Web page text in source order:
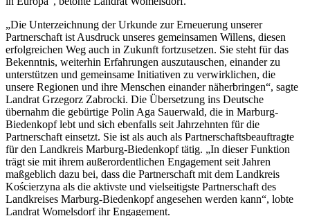
„Die Unterzeichnung der Urkunde zur Erneuerung unserer
Partnerschaft ist Ausdruck unseres gemeinsamen Willens, diesen
erfolgreichen Weg auch in Zukunft fortzusetzen. Sie steht für das
Bekenntnis, weiterhin Erfahrungen auszutauschen, einander zu
unterstützen und gemeinsame Initiativen zu verwirklichen, die
unsere Regionen und ihre Menschen einander näherbringen“, sagte
Landrat Grzegorz Zabrocki. Die Übersetzung ins Deutsche
übernahm die gebürtige Polin Aga Sauerwald, die in Marburg-
Biedenkopf lebt und sich ebenfalls seit Jahrzehnten für die
Partnerschaft einsetzt. Sie ist als auch als Partnerschaftsbeauftragte
für den Landkreis Marburg-Biedenkopf tätig. „In dieser Funktion
trägt sie mit ihrem außerordentlichen Engagement seit Jahren
maßgeblich dazu bei, dass die Partnerschaft mit dem Landkreis
Kościerzyna als die aktivste und vielseitigste Partnerschaft des
Landkreises Marburg-Biedenkopf angesehen werden kann“, lobte
Landrat Womelsdorf ihr Engagement.